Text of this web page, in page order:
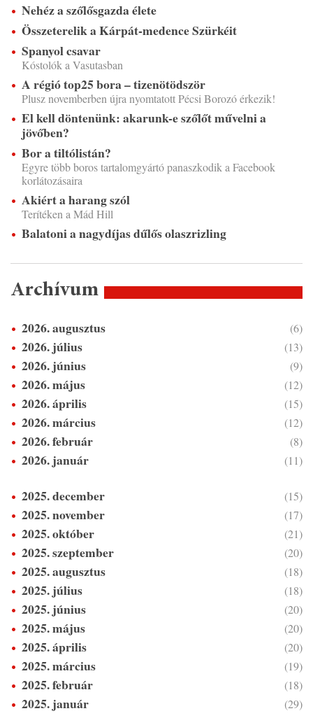
Nehéz a szőlősgazda élete
Összeterelik a Kárpát-medence Szürkéit
Spanyol csavar
Kóstolók a Vasutasban
A régió top25 bora – tizenötödször
Plusz novemberben újra nyomtatott Pécsi Borozó érkezik!
El kell döntenünk: akarunk-e szőlőt művelni a
jövőben?
Bor a tiltólistán?
Egyre több boros tartalomgyártó panaszkodik a Facebook
korlátozásaira
Akiért a harang szól
Terítéken a Mád Hill
Balatoni a nagydíjas dűlős olaszrizling
Archívum
2026. augusztus (6)
2026. július (13)
2026. június (9)
2026. május (12)
2026. április (15)
2026. március (12)
2026. február (8)
2026. január (11)
2025. december (15)
2025. november (17)
2025. október (21)
2025. szeptember (20)
2025. augusztus (18)
2025. július (18)
2025. június (20)
2025. május (20)
2025. április (20)
2025. március (19)
2025. február (18)
2025. január (29)